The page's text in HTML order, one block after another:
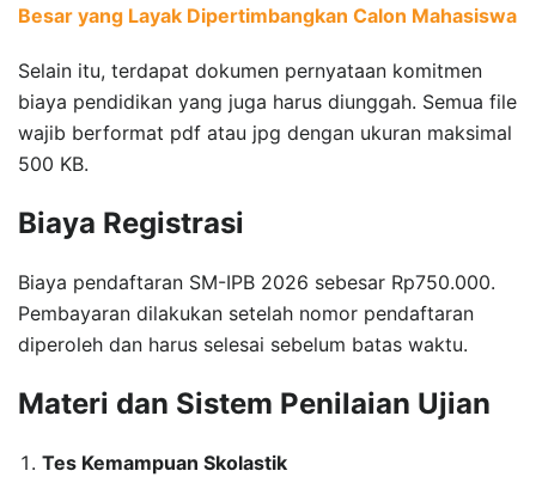
Besar yang Layak Dipertimbangkan Calon Mahasiswa
Selain itu, terdapat dokumen pernyataan komitmen
biaya pendidikan yang juga harus diunggah. Semua file
wajib berformat pdf atau jpg dengan ukuran maksimal
500 KB.
Biaya Registrasi
Biaya pendaftaran SM-IPB 2026 sebesar Rp750.000.
Pembayaran dilakukan setelah nomor pendaftaran
diperoleh dan harus selesai sebelum batas waktu.
Materi dan Sistem Penilaian Ujian
Tes Kemampuan Skolastik